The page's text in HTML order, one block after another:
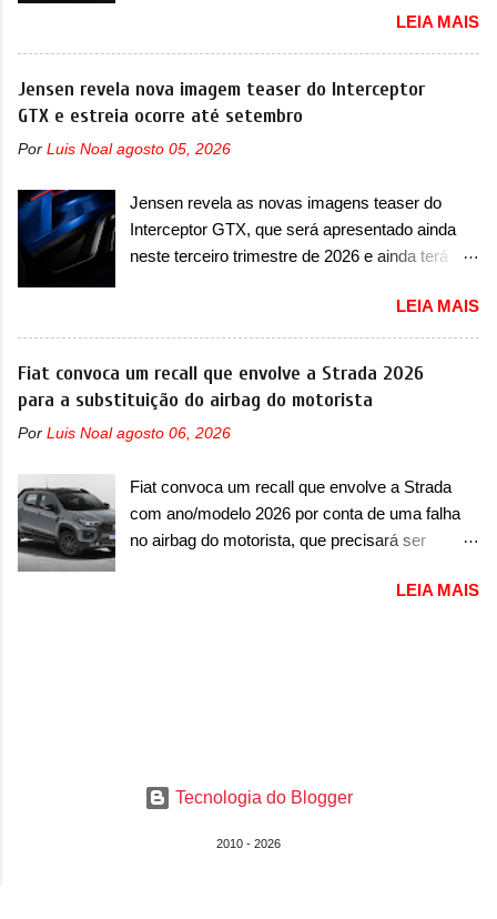
Chamado de ’16 em 1’, também chamado de
Thunder, ele apresenta uma melhoria de
eficiência térmica e integra 12 elementos de
hardware. Entre eles, motor elétrico, controlador
de motor, redutor, conversor CC-CC, OBC,
de pré-carga e gateway de domínio de energia.
Há mais quatro recursos de software como
gerenciamento...
apresentou as primeiras imagens teaser de um
novo superesportivo que vai oferecer aos seus
consumidores. Trata-se do Dune, um cupê
superesportivo que terá uma proposta off-road
tiveram, como o Porsche 911 Dakar e o...
italiano tem grande parte no desenvolvimento
do Dune. Baseado no Huracán, o Dune nasce
com uma proposta similar ao que a marca
característico da Rezvani. Junto com as
imagens, a marca já confirmou que o Dune será
um carro muito exclusivo. Ao todo, serão
apenas sete unidades produzidas... para todo
equipado com um motor V10 Supercharger
capaz de desenvolver cerca de 800cv que
separou a performance exótica da aventura i...
LEIA MAIS
Jensen revela nova imagem teaser do Interceptor
GTX e estreia ocorre até setembro
Por Luis Noal agosto 05, 2026
Jensen revela as novas imagens teaser do
Interceptor GTX, que será apresentado ainda
neste terceiro trimestre de 2026 e ainda terá
International Automotive (abreviação de JIA)
apresentou uma nova imagem teaser que
mostra como será o Interceptor GTX, o
esportivo que recolocará a marca no mercado.
O granturismo (GT) apareceu em uma nova
imagem de traseira, onde ele aparece o para-
esportivo será apresentado no terceiro trimestre
de 2026, ou seja, acontecerá entre os meses de
julho e setembro (e já estamos em agosto), ou
o dia 30 de setembro. A marca confirmou que
para "div...
LEIA MAIS
Fiat convoca um recall que envolve a Strada 2026
para a substituição do airbag do motorista
Por Luis Noal agosto 06, 2026
Fiat convoca um recall que envolve a Strada
com ano/modelo 2026 por conta de uma falha
no airbag do motorista, que precisará ser
de outubro de 2025 que envolve os proprietários
substituído porque pode ter sido produzido de
LEIA MAIS
Tecnologia do Blogger
2010 - 2026